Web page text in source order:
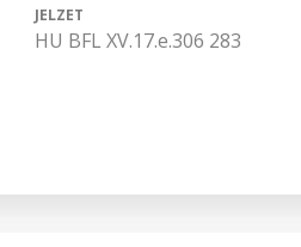
JELZET
HU BFL XV.17.e.306 283